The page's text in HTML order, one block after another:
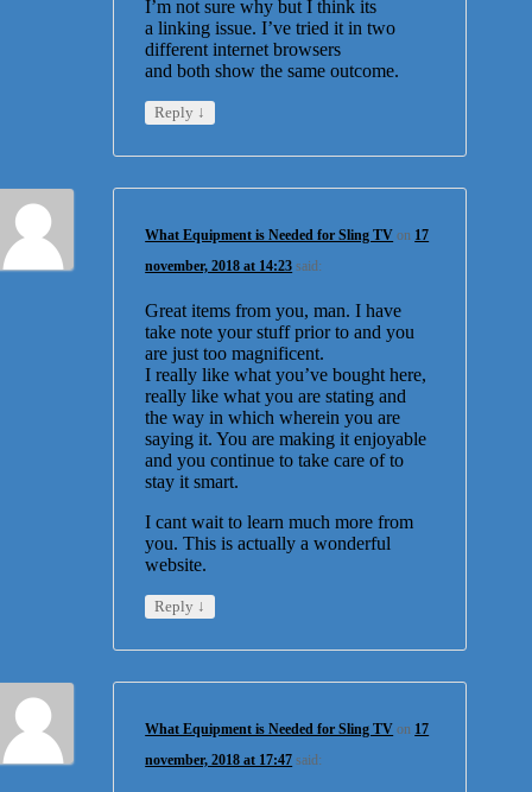
I’m not sure why but I think its
a linking issue. I’ve tried it in two
different internet browsers
and both show the same outcome.
Reply ↓
What Equipment is Needed for Sling TV on 17
november, 2018 at 14:23 said:
Great items from you, man. I have
take note your stuff prior to and you
are just too magnificent.
I really like what you’ve bought here,
really like what you are stating and
the way in which wherein you are
saying it. You are making it enjoyable
and you continue to take care of to
stay it smart.
I cant wait to learn much more from
you. This is actually a wonderful
website.
Reply ↓
What Equipment is Needed for Sling TV on 17
november, 2018 at 17:47 said: